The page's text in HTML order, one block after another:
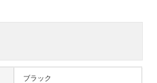
ブラック